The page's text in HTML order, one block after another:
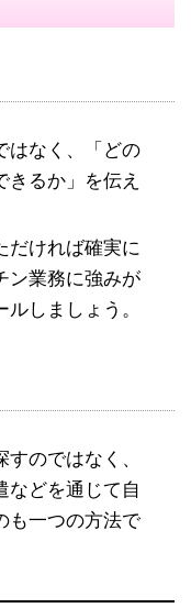
はなく、「どの
きるか」を伝え
だければ確実に
ン業務に強みが
しましょう。
のではなく、
などを通じて自
も一つの方法で